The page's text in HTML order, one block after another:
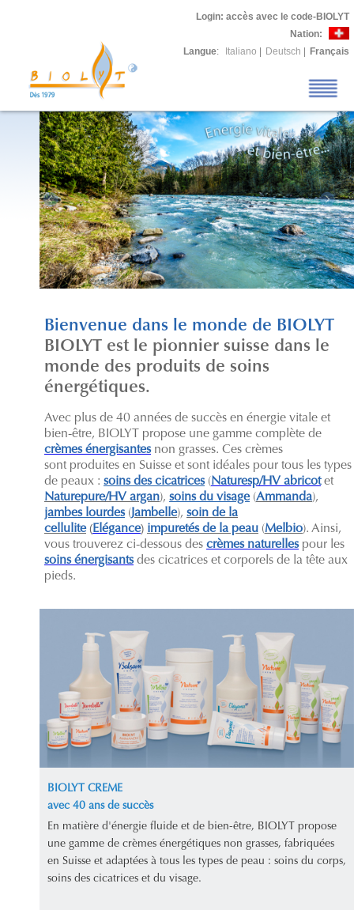
Login: accès avec le code-BIOLYT
Nation:
Langue: Italiano Deutsch Français
Bienvenue dans le monde de BIOLYT
BIOLYT est le pionnier suisse dans le
monde des produits de soins
énergétiques.
Avec plus de 40 années de succès en énergie vitale et
bien-être, BIOLYT propose une gamme complète de
crèmes énergisantesnon grasses. Ces crèmes
sont produites en Suisse et sont idéales pour tous les types
de peaux : soins des cicatrices(Naturesp/HV abricotet
Naturepure/HV argan), soins du visage(Ammanda),
jambes lourdes(Jambelle), soin de la
cellulite(Elégance) impuretés de la peau (Melbio). Ainsi,
vous trouverez ci-dessous des crèmes naturelles pour les
soins énergisantsdes cicatrices et corporels de la tête aux
pieds.
BIOLYT CREME
avec 40 ans de succès
En matière d'énergie fluide et de bien-être, BIOLYT propose
une gamme de crèmes énergétiques non grasses, fabriquées
en Suisse et adaptées à tous les types de peau : soins du corps,
soins des cicatrices et du visage.